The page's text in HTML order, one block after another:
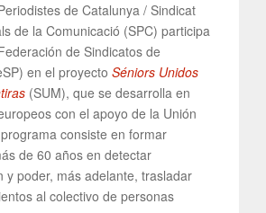
de Catalunya / Sindicat
de la Comunicació (SPC) participa
de Sindicatos de
en el proyecto Séniors Unidos
(SUM), que se desarrolla en
con el apoyo de la Unión
consiste en formar
de 60 años en detectar
y poder, más adelante, trasladar
al colectivo de personas